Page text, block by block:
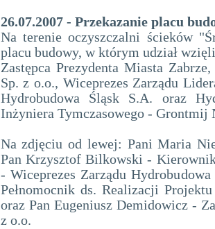
26.07.2007 - Przekazanie placu
Na terenie oczyszczalni ścieków
placu budowy, w którym udział
Zastępca Prezydenta Miasta
Sp. z o.o., Wiceprezes Zarządu
Hydrobudowa Śląsk S.A. oraz
Inżyniera Tymczasowego - Grontmij
Na zdjęciu od lewej: Pani Maria
Pan Krzysztof Bilkowski -
- Wiceprezes Zarządu
Pełnomocnik ds. Realizacji
oraz Pan Eugeniusz Demidowicz -
z o.o.